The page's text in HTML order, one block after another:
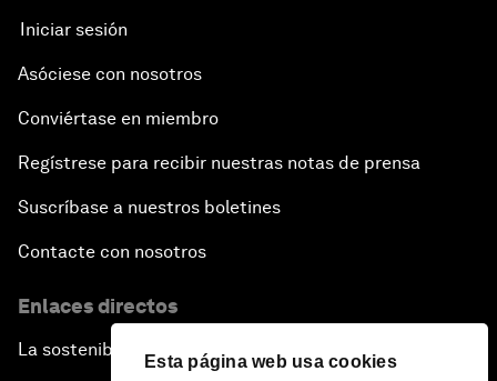
Esta página web usa cookies
Iniciar sesión
Asóciese con nosotros
Conviértase en miembro
Regístrese para recibir nuestras notas de prensa
Suscríbase a nuestros boletines
Contacte con nosotros
Enlaces directos
La sostenibilidad en el Foro